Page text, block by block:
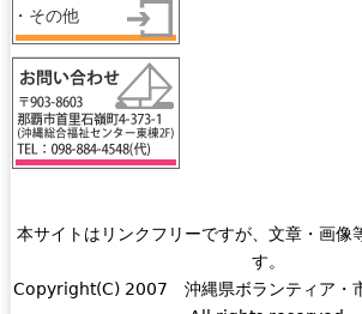
・その他
本サイトはリンクフリーですが、文章・画像
す。
Copyright(C) 2007 沖縄県ボランティア・